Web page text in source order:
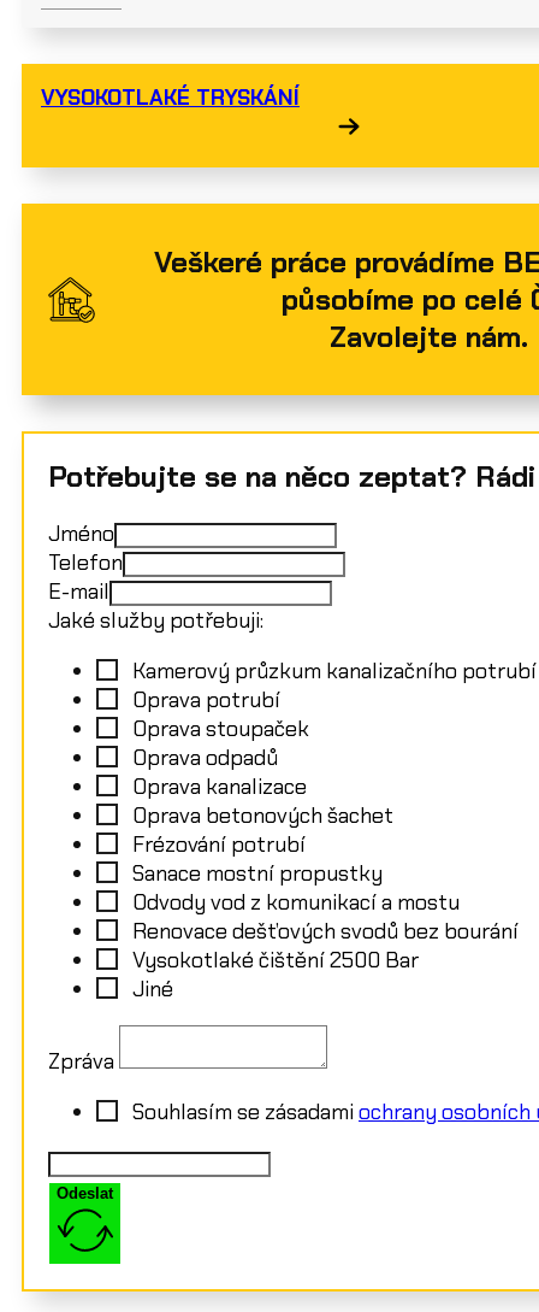
VYSOKOTLAKÉ TRYSKÁNÍ
Veškeré práce provádíme
působíme po celé
Zavolejte nám.
Potřebujte se na něco zeptat?
Jméno
Telefon
E-mail
Jaké služby potřebuji:
Kamerový průzkum kanalizačního potrubí
Oprava potrubí
Oprava stoupaček
Oprava odpadů
Oprava kanalizace
Oprava betonových šachet
Frézování potrubí
Sanace mostní propustky
Odvody vod z komunikací a mostu
Renovace dešťových svodů bez bourání
Vysokotlaké čištění 2500 Bar
Jiné
Zpráva
Souhlasím se zásadami ochrany osobních
Odeslat